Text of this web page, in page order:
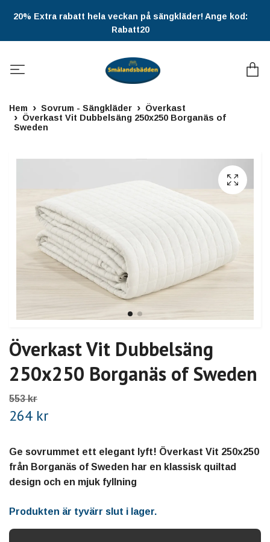
20% Extra rabatt hela veckan på sängkläder! Ange kod:
Rabatt20
Hem Sovrum - Sängkläder
Överkast
Överkast Vit Dubbelsäng 250x250 Borganäs of
Sweden
Överkast Vit Dubbelsäng
250x250 Borganäs of Sweden
553 kr
264 kr
Ge sovrummet ett elegant lyft! Överkast Vit 250x250
från Borganäs of Sweden har en klassisk quiltad
design och en mjuk fyllning
Produkten är tyvärr slut i lager.